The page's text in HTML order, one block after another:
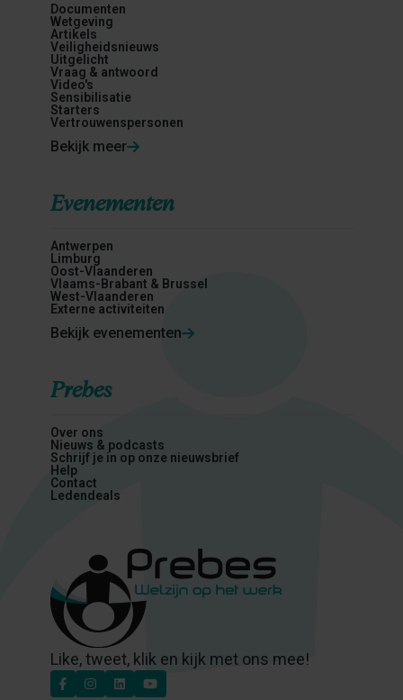
Documenten
Wetgeving
Artikels
Veiligheidsnieuws
Uitgelicht
Vraag & antwoord
Video's
Sensibilisatie
Starters
Vertrouwenspersonen
Bekijk meer
Evenementen
Antwerpen
Limburg
Oost-Vlaanderen
Vlaams-Brabant & Brussel
West-Vlaanderen
Externe activiteiten
Bekijk evenementen
Prebes
Over ons
Nieuws & podcasts
Schrijf je in op onze nieuwsbrief
Help
Contact
Ledendeals
Like, tweet, klik en kijk met ons mee!